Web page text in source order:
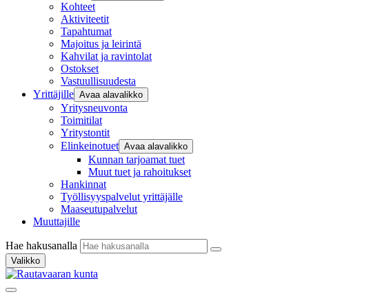
Kohteet
Aktiviteetit
Tapahtumat
Majoitus ja leirintä
Kahvilat ja ravintolat
Ostokset
Vastuullisuudesta
Yrittäjille Avaa alavalikko
Yritysneuvonta
Toimitilat
Yritystontit
Elinkeinotuet Avaa alavalikko
Kunnan tarjoamat tuet
Muut tuet ja rahoitukset
Hankinnat
Työllisyyspalvelut yrittäjälle
Maaseutupalvelut
Muuttajille
Hae hakusanalla
Valikko